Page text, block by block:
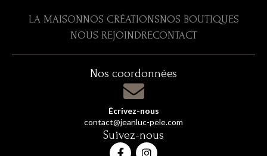
LA MAISONNOS CRÉATIONSNOS BOUTIQUES
NOUS REJOINDRECONTACT
Nos coordonnées
Écrivez-nous
contact@jeanluc-pele.com
Suivez-nous